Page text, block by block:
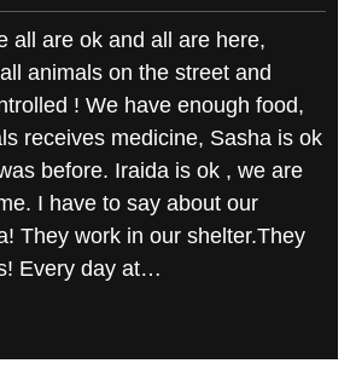
all are ok and all are here,
animals on the street and
! We have enough food,
receives medicine, Sasha is ok
before. Iraida is ok , we are
I have to say about our
They work in our shelter.They
Every day at…